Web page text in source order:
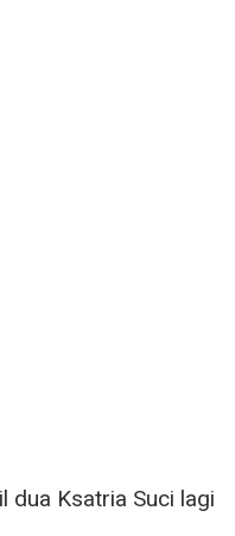
dua Ksatria Suci lagi